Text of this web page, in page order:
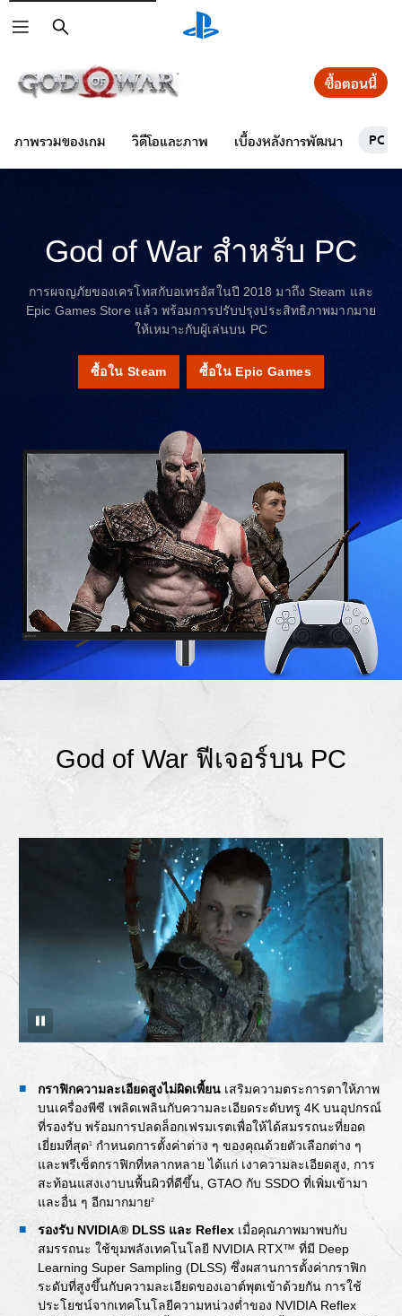
ภาพรวมของเกม วิดีโอและภาพ เบื้องหลังการพัฒนา PC
ซื้อตอนนี้
God of War สำหรับ PC
การผจญภัยของเครโทสกับอเทรอัสในปี 2018 มาถึง Steam และ
Epic Games Store แล้ว พร้อมการปรับปรุงประสิทธิภาพมากมาย
ให้เหมาะกับผู้เล่นบน PC
ซื้อใน Steam ซื้อใน Epic Games
God of War ฟีเจอร์บน PC
กราฟิกความละเอียดสูงไม่ผิดเพี้ยน เสริมความตระการตาให้ภาพ
บนเครื่องพีซี เพลิดเพลินกับความละเอียดระดับทรู 4K บนอุปกรณ์
ที่รองรับ พร้อมการปลดล็อกเฟรมเรตเพื่อให้ได้สมรรถนะที่ยอด
เยี่ยมที่สุด1
กำหนดการตั้งค่าต่าง ๆ ของคุณด้วยตัวเลือกต่าง ๆ
และพรีเซ็ตกราฟิกที่หลากหลาย ได้แก่ เงาความละเอียดสูง, การ
สะท้อนแสงเงาบนพื้นผิวที่ดีขึ้น, GTAO กับ SSDO ที่เพิ่มเข้ามา
และอื่น ๆ อีกมากมาย2
รองรับ NVIDIA® DLSS และ Reflex เมื่อคุณภาพมาพบกับ
สมรรถนะ ใช้ขุมพลังเทคโนโลยี NVIDIA RTX™ ที่มี Deep
Learning Super Sampling (DLSS) ซึ่งผสานการตั้งค่ากราฟิก
ระดับที่สูงขึ้นกับความละเอียดของเอาต์พุตเข้าด้วยกัน การใช้
ประโยชน์จากเทคโนโลยีความหน่วงต่ำของ NVIDIA Reflex